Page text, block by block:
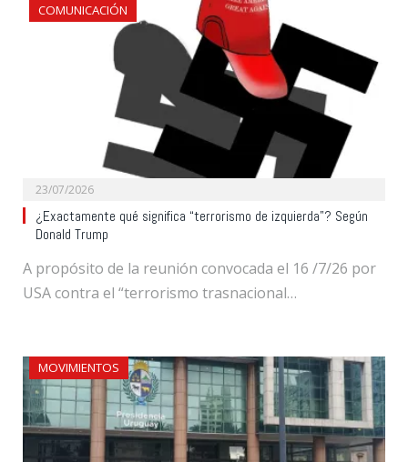
COMUNICACIÓN
23/07/2026
¿Exactamente qué significa “terrorismo de izquierda”? Según
Donald Trump
A propósito de la reunión convocada el 16 /7/26 por
USA contra el “terrorismo trasnacional…
MOVIMIENTOS